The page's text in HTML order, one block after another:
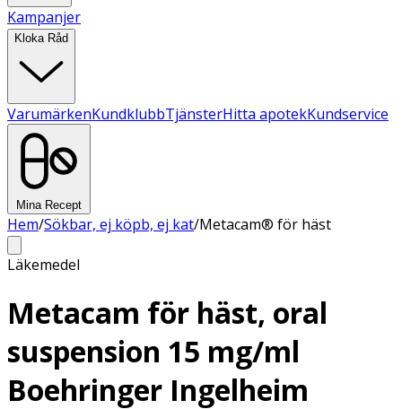
Kampanjer
Kloka Råd
VarumärkenKundklubbTjänsterHitta apotekKundservice
Mina Recept
Hem/Sökbar, ej köpb, ej kat/Metacam® för häst
Läkemedel
Metacam för häst, oral
suspension 15 mg/ml
Boehringer Ingelheim